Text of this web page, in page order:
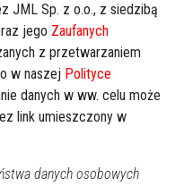
JML Sp. z o.o., z siedzibą
jego Zaufanych
z przetwarzaniem
w naszej Polityce
danych w ww. celu może
link umieszczony w
danych osobowych